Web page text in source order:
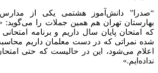
“صدرا” دانش‌آموز هشتمی یکی از
بهارستان تهران هم همین‌ جملات را می‌گوید:
که امتحان پایان سال داریم و برنامه امتحانی
شده نمراتی که در دست معلمان داریم
اعلام می‌شود، این در حالیست که حتی
نداده‌ایم.»